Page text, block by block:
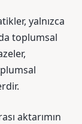
yalnızca
toplumsal
aktarımın